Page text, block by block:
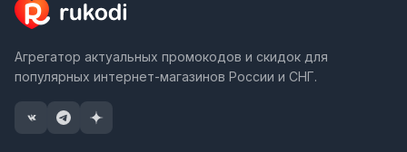
Агрегатор актуальных промокодов и скидок для
популярных интернет-магазинов России и СНГ.